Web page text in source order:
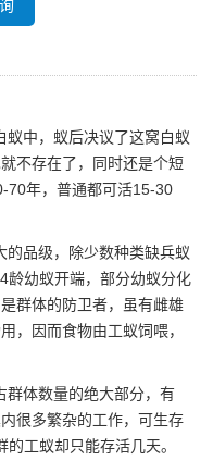
蚁中，蚁后决议了这窝白蚁
不存在了，同时还是个短
70年，普通都可活15-30
品级，除少数种类缺兵蚁
龄幼蚁开端，部分幼蚁分化
群体的防卫者，虽有雌雄
，因而食物由工蚁饲喂，
体数量的绝大部分，有
很多繁杂的工作，可生存
工蚁却只能存活几天。